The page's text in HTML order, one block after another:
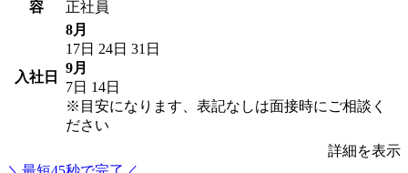
容
正社員
入社日
8月
17日 24日 31日
9月
7日 14日
※目安になります、表記なしは面接時にご相談く
ださい
詳細を表示